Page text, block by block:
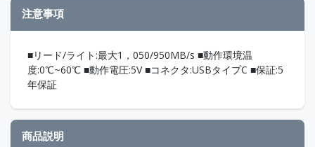
注意事項
■リード/ライト:最大1，050/950MB/s ■動作環境温
度:0℃~60℃ ■動作電圧:5V ■コネクタ:USBタイプC ■保証:5
年保証
商品説明